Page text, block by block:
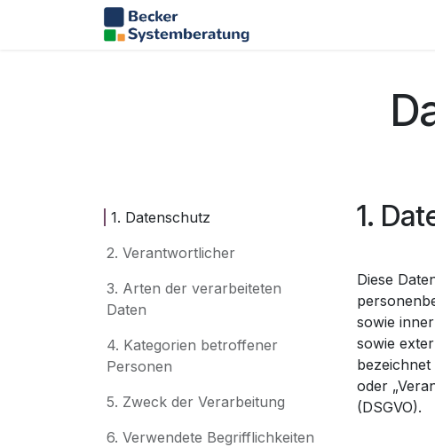
Zum Inhalt springen
1. Datenschutz
2. Verantwortlicher
3. Arten der verarbeiteten
Daten
4. Kategorien betroffener
Personen
5. Zweck der Verarbeitung
6. Verwendete Begrifflichkeiten
1.
Diese
sowie
sowie
bezeichnet
oder
(DSGVO).